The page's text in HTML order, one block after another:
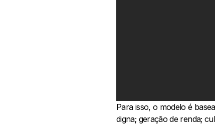
Para isso, o modelo é
digna; geração de renda;